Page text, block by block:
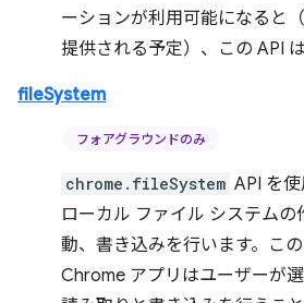
ーションが利用可能になると
提供される予定）、この API
fileSystem
フォアグラウンドのみ
chrome.fileSystem API を
ローカル ファイル システムの
動、書き込みを行います。この
Chrome アプリはユーザーが